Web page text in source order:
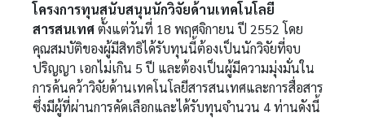
โครงการทุนสนับสนุนนักวิจัยด้านเทคโนโลยี
สารสนเทศตั้งแต่วันที่ 18 พฤศจิกายน ปี 2552 โดย
คุณสมบัติของผู้มีสิทธิได้รับทุนนี้ต้องเป็นนักวิจัยที่จบ
ปริญญา เอกไม่เกิน 5 ปี และต้องเป็นผู้มีความมุ่งมั่นใน
การค้นคว้าวิจัยด้านเทคโนโลยีสารสนเทศและการสื่อสาร
ซึ่งมีผู้ที่ผ่านการคัดเลือกและได้รับทุนจำนวน 4 ท่านดังนี้